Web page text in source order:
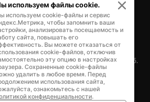
— А.Л. Поздеев
внутренней политики Ямало-
округа
мкр. Богдана Кнунянца, д.1, каб.
media.ru
используем файлы cookie.
используем cookie-файлы и сервис
чтобы запомнить ваши
анализировать посещаемость и
сайта, повышать его
Вы можете отказаться от
cookie-файлов, отключив
эту опцию в настройках
Сохраненные cookie-файлы
удалить в любое время. Перед
использования сайта,
ознакомьтесь с нашей
конфиденциальности.